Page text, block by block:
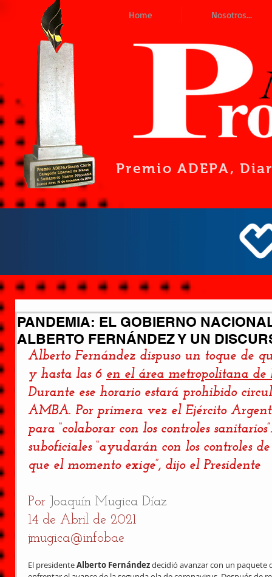
Home Nosotros...
Premio ADEPA,
PANDEMIA: EL GOBIERNO
ALBERTO FERNÁNDEZ Y UN
Alberto Fernández dispuso un toque de
y hasta las 6 en el área metropolitana de
Durante ese horario estará prohibido
AMBA. Por primera vez el Ejército
para “colaborar con los controles
suboficiales “ayudarán con los controles
que el momento exige”, dijo el Presidente
Por Joaquín Mugica Díaz
14 de Abril de 2021
jmugica@infobae
El presidente Alberto Fernández decidió avanzar con un